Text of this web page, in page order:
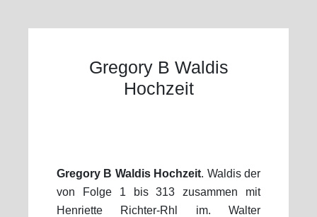
Gregory B Waldis
Hochzeit
Gregory B Waldis Hochzeit. Waldis der
von Folge 1 bis 313 zusammen mit
Henriette Richter-Rhl im. Walter